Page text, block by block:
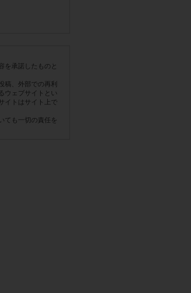
を承諾したものと
稿、外部での再利
ウェブサイトとい
イトはサイト上で
ても一切の責任を